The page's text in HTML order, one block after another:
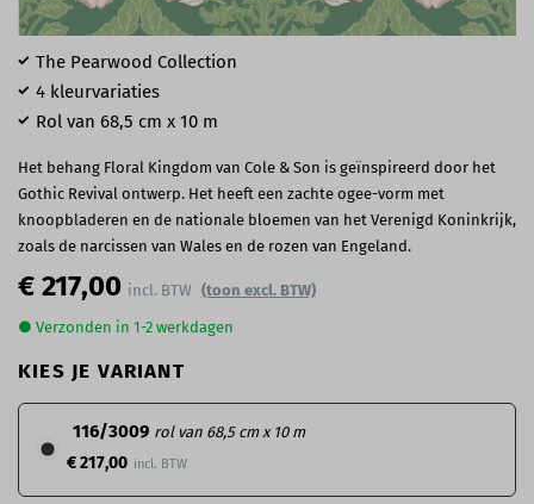
€ 217,00 (toon excl. BTW)
● Verzonden in 1-2 werkdagen
KIES JE VARIANT
116/3009 rol van 68,5 cm x 10 m
€ 217,00
The Pearwood Collection
4 kleurvariaties
Rol van 68,5 cm x 10 m
Het behang Floral Kingdom van Cole & Son is geïnspireerd door het
Gothic Revival ontwerp. Het heeft een zachte ogee-vorm met
knoopbladeren en de nationale bloemen van het Verenigd Koninkrijk,
zoals de narcissen van Wales en de rozen van Engeland.